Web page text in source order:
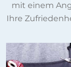
mit einem
Ihre